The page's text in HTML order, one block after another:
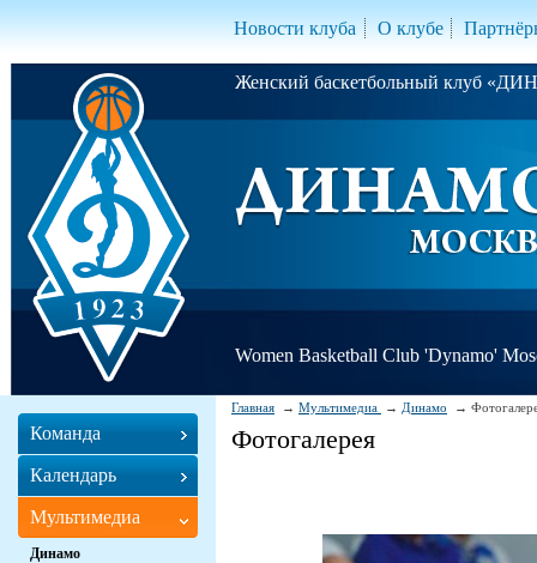
Новости клуба О клубе
Женский баскетбольный клуб
Women Basketball Club 'Dynamo'
Главная Мультимедиа Динамо
Фотогалерея
Команда
Календарь
Мультимедиа
Динамо